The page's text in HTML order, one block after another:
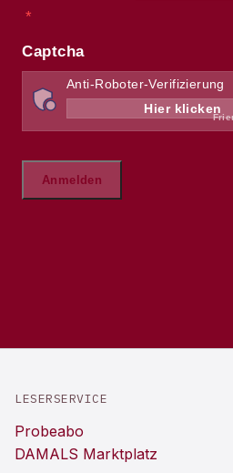
LESERSERVICE
Probeabo
DAMALS Marktplatz